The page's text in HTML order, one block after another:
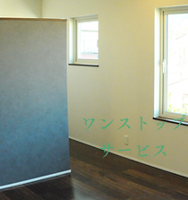
ワンストップ
​サービス